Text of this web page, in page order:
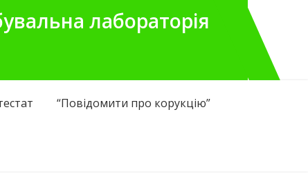
лабораторія
“Повідомити про корукцію”